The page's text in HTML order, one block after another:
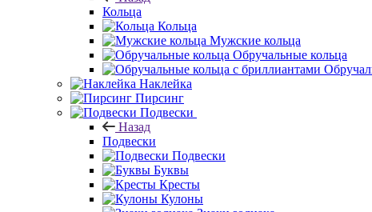
Кольца
Кольца
Мужские кольца
Обручальные кольца
Наклейка
Пирсинг
Подвески
Назад
Подвески
Подвески
Буквы
Кресты
Кулоны